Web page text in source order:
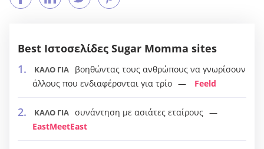
Best Ιστοσελίδες Sugar Momma sites
ΚΑΛΟ ΓΙΑ
βοηθώντας τους ανθρώπους να γνωρίσουν
άλλους που ενδιαφέρονται για τρίο
Feeld
ΚΑΛΟ ΓΙΑ συνάντηση με ασιάτες εταίρους
EastMeetEast